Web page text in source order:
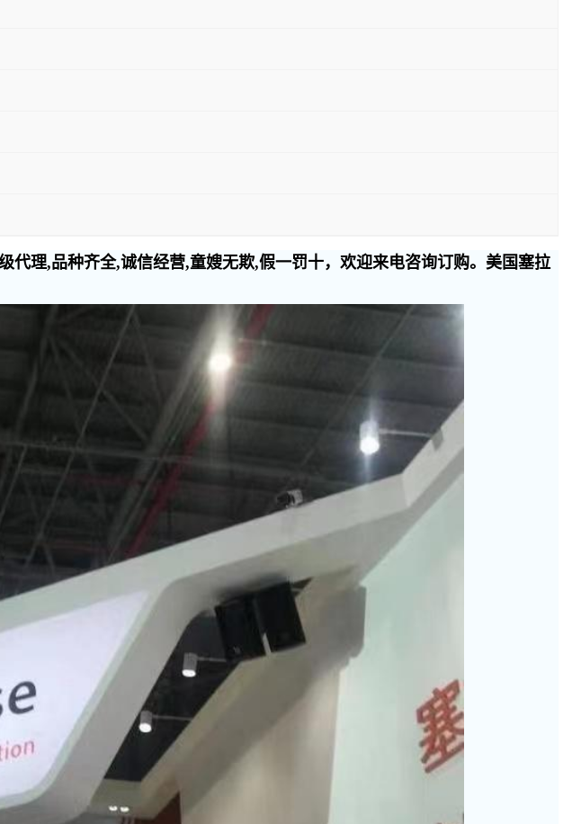
代理,品种齐全,诚信经营,童嫂无欺,假一罚十，欢迎来电咨询订购。美国塞拉